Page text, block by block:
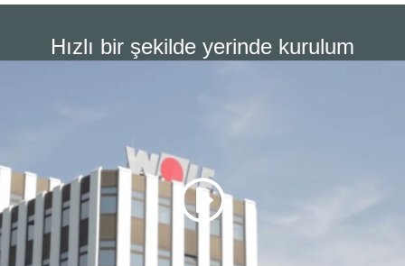
Hızlı bir şekilde yerinde kurulum